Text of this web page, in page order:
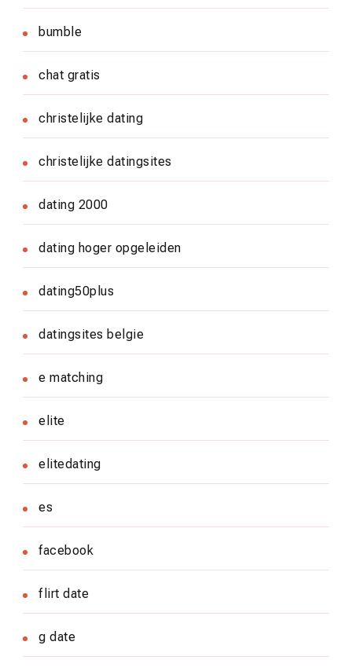
bumble
chat gratis
christelijke dating
christelijke datingsites
dating 2000
dating hoger opgeleiden
dating50plus
datingsites belgie
e matching
elite
elitedating
es
facebook
flirt date
g date